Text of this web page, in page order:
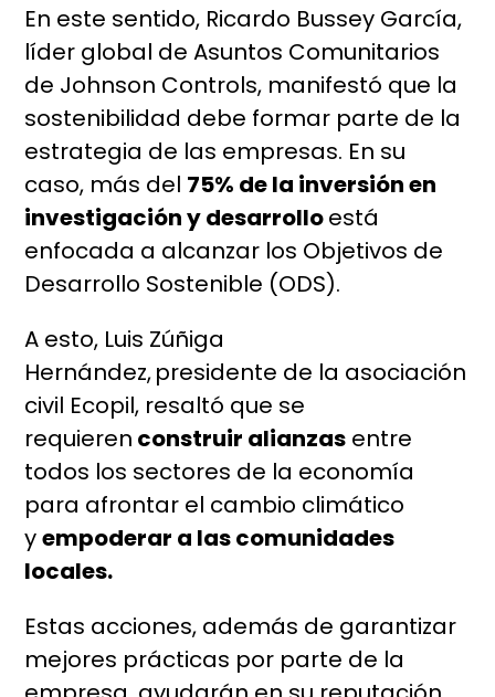
En este sentido, Ricardo Bussey García,
líder global de Asuntos Comunitarios
de Johnson Controls, manifestó que la
sostenibilidad debe formar parte de la
estrategia de las empresas. En su
caso, más del 75% de la inversión en
investigación y desarrolloestá
enfocada a alcanzar los Objetivos de
Desarrollo Sostenible (ODS).
A esto, Luis Zúñiga
Hernández, presidente de la asociación
civil Ecopil, resaltó que se
requieren construir alianzas entre
todos los sectores de la economía
para afrontar el cambio climático
yempoderar a las comunidades
locales.
Estas acciones, además de garantizar
mejores prácticas por parte de la